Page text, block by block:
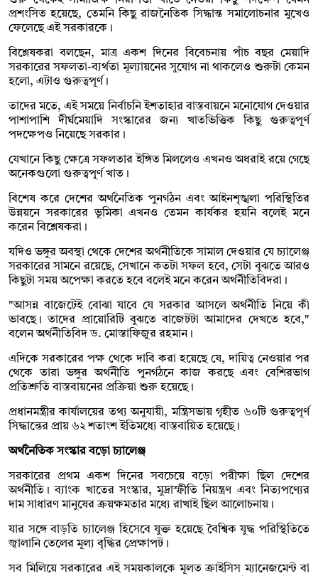
প্রশংসিত হয়েছে, তেমনি কিছু রাজনৈতিক সিদ্ধান্ত সমালোচনার মুখেও
ফেলেছে এই সরকারকে।
বিশ্লেষকরা বলছেন, মাত্র একশ দিনের বিবেচনায় পাঁচ বছর মেয়াদি
সরকারের সফলতা-ব্যর্থতা মূল্যায়নের সুযোগ না থাকলেও শুরুটা কেমন
হলো, এটাও গুরুত্বপূর্ণ।
তাদের মতে, এই সময়ে নির্বাচনি ইশতাহার বাস্তবায়নে মনোযোগ দেওয়ার
পাশাপাশি দীর্ঘমেয়াদি সংস্কারের জন্য খাতভিত্তিক কিছু গুরুত্বপূর্ণ
পদক্ষেপও নিয়েছে সরকার।
যেখানে কিছু ক্ষেত্রে সফলতার ইঙ্গিত মিললেও এখনও অধরাই রয়ে গেছে
অনেকগুলো গুরুত্বপূর্ণ খাত।
বিশেষ করে দেশের অর্থনৈতিক পুনর্গঠন এবং আইনশৃঙ্খলা পরিস্থিতির
উন্নয়নে সরকারের ভূমিকা এখনও তেমন কার্যকর হয়নি বলেই মনে
করেন বিশ্লেষকরা।
যদিও ভঙ্গুর অবস্থা থেকে দেশের অর্থনীতিকে সামাল দেওয়ার যে চ্যালেঞ্জ
সরকারের সামনে রয়েছে, সেখানে কতটা সফল হবে, সেটা বুঝতে আরও
কিছুটা সময় অপেক্ষা করতে হবে বলেই মনে করেন অর্থনীতিবিদরা।
"আসন্ন বাজেটেই বোঝা যাবে যে সরকার আসলে অর্থনীতি নিয়ে কী
ভাবছে। তাদের প্রায়োরিটি বুঝতে বাজেটটা আমাদের দেখতে হবে,"
বলেন অর্থনীতিবিদ ড. মোস্তাফিজুর রহমান।
এদিকে সরকারের পক্ষ থেকে দাবি করা হয়েছে যে, দায়িত্ব নেওয়ার পর
থেকে তারা ভঙ্গুর অর্থনীতি পুনর্গঠনে কাজ করছে এবং বেশিরভাগ
প্রতিশ্রুতি বাস্তবায়নের প্রক্রিয়া শুরু হয়েছে।
প্রধানমন্ত্রীর কার্যালয়ের তথ্য অনুযায়ী, মন্ত্রিসভায় গৃহীত ৬০টি গুরুত্বপূর্ণ
সিদ্ধান্তের প্রায় ৬২ শতাংশ ইতিমধ্যে বাস্তবায়িত হয়েছে।
অর্থনৈতিক সংস্কার বড়ো চ্যালেঞ্জ
সরকারের প্রথম একশ দিনের সবচেয়ে বড়ো পরীক্ষা ছিল দেশের
অর্থনীতি। ব্যাংক খাতের সংস্কার, মুদ্রাস্ফীতি নিয়ন্ত্রণ এবং নিত্যপণ্যের
দাম সাধারণ মানুষের ক্রয়ক্ষমতার মধ্যে রাখাই ছিল আলোচনায়।
যার সঙ্গে বাড়তি চ্যালেঞ্জ হিসেবে যুক্ত হয়েছে বৈশ্বিক যুদ্ধ পরিস্থিতিতে
জ্বালানি তেলের মূল্য বৃদ্ধির প্রেক্ষাপট।
সব মিলিয়ে সরকারের এই সময়কালকে মূলত ক্রাইসিস ম্যানেজমেন্ট বা